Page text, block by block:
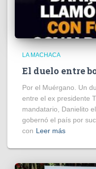
LA MACHACA
El duelo entre
Por el Muérgano. Un
entre el ex presidente
mandatario, Danielito
gobernó el país por
con Leer más